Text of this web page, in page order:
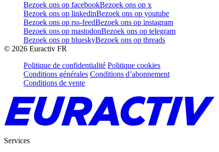
Bezoek ons op facebookBezoek ons op x
Bezoek ons op linkedinBezoek ons op youtube
Bezoek ons op rss-feedBezoek ons op instagram
Bezoek ons op mastodonBezoek ons op telegram
Bezoek ons op blueskyBezoek ons op threads
© 2026 Euractiv FR
Politique de confidentialité Politique cookies
Conditions générales Conditions d’abonnement
Conditions de vente
Services